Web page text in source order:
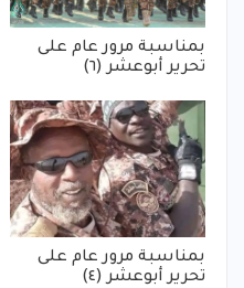
بمناسبة مرور عام على
تحرير أبوعشر (٦)
بمناسبة مرور عام على
تحرير أبوعشر (٤)